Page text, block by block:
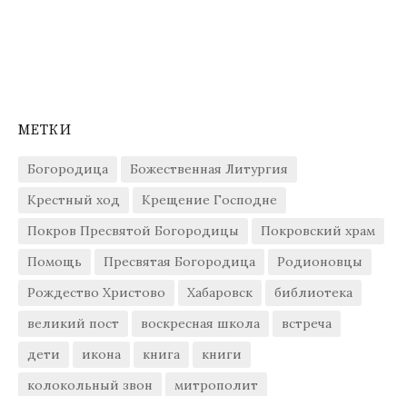
МЕТКИ
Богородица
Божественная Литургия
Крестный ход
Крещение Господне
Покров Пресвятой Богородицы
Покровский храм
Помощь
Пресвятая Богородица
Родионовцы
Рождество Христово
Хабаровск
библиотека
великий пост
воскресная школа
встреча
дети
икона книга
книги
колокольный звон
митрополит